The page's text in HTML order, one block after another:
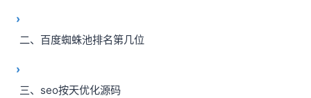
二、百度蜘蛛池排名第几位
三、seo按天优化源码